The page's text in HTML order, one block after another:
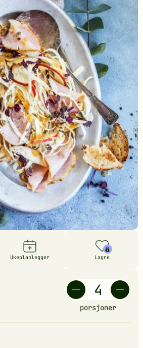
Ukeplanlegger Lagre
porsjoner